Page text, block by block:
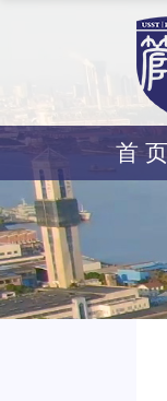
首 页